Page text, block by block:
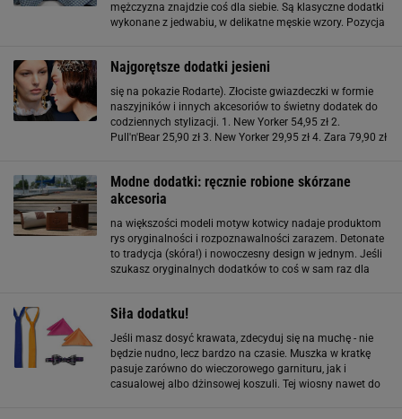
mężczyzna znajdzie coś dla siebie. Są klasyczne dodatki
wykonane z jedwabiu, w delikatne męskie wzory. Pozycja
Najgorętsze dodatki jesieni
się na pokazie Rodarte). Złociste gwiazdeczki w formie
naszyjników i innych akcesoriów to świetny dodatek do
codziennych stylizacji. 1. New Yorker 54,95 zł 2.
Pull'n'Bear 25,90 zł 3. New Yorker 29,95 zł 4. Zara 79,90 zł
Modne dodatki: ręcznie robione skórzane
akcesoria
na większości modeli motyw kotwicy nadaje produktom
rys oryginalności i rozpoznawalności zarazem. Detonate
to tradycja (skóra!) i nowoczesny design w jednym. Jeśli
szukasz oryginalnych dodatków to coś w sam raz dla
Siła dodatku!
Jeśli masz dosyć krawata, zdecyduj się na muchę - nie
będzie nudno, lecz bardzo na czasie. Muszka w kratkę
pasuje zarówno do wieczorowego garnituru, jak i
casualowej albo dżinsowej koszuli. Tej wiosny nawet do